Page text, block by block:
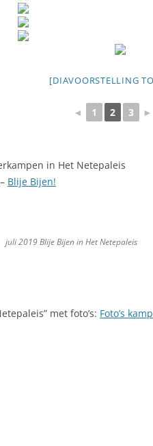
[DIAVOORSTELLING
◄ 1 2 3 ►
in Het Netepaleis
– Blije Bijen!
juli 2019 Blije Bijen in Het Netepaleis
met foto’s: Foto’s